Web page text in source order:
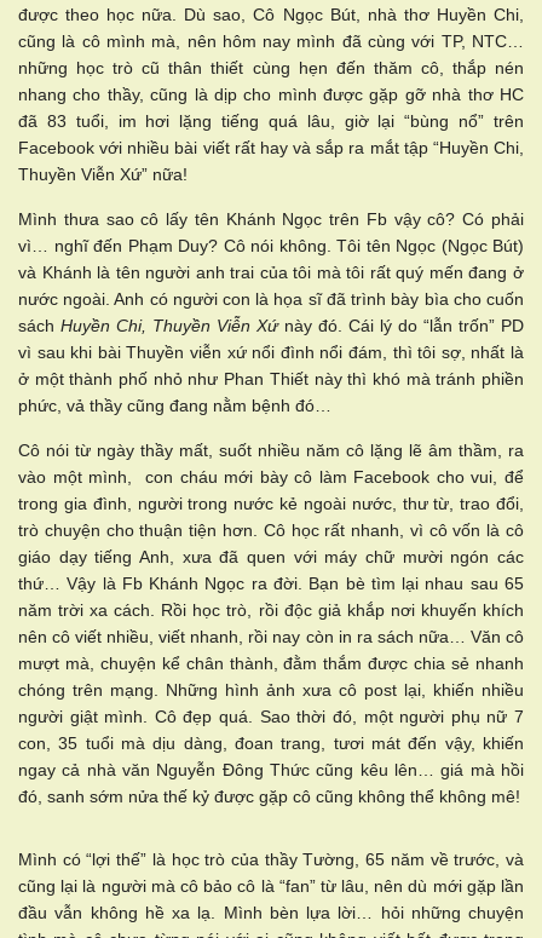
được theo học nữa. Dù sao, Cô Ngọc Bút, nhà thơ Huyền Chi,
cũng là cô mình mà, nên hôm nay mình đã cùng với TP, NTC…
những học trò cũ thân thiết cùng hẹn đến thăm cô, thắp nén
nhang cho thầy, cũng là dịp cho mình được gặp gỡ nhà thơ HC
đã 83 tuổi, im hơi lặng tiếng quá lâu, giờ lại “bùng nổ” trên
Facebook với nhiều bài viết rất hay và sắp ra mắt tập “Huyền Chi,
Thuyền Viễn Xứ” nữa!
Mình thưa sao cô lấy tên Khánh Ngọc trên Fb vậy cô? Có phải
vì… nghĩ đến Phạm Duy? Cô nói không. Tôi tên Ngọc (Ngọc Bút)
và Khánh là tên người anh trai của tôi mà tôi rất quý mến đang ở
nước ngoài. Anh có người con là họa sĩ đã trình bày bìa cho cuốn
sách Huyền Chi, Thuyền Viễn Xứnày đó. Cái lý do “lẫn trốn” PD
vì sau khi bài Thuyền viễn xứ nổi đình nổi đám, thì tôi sợ, nhất là
ở một thành phố nhỏ như Phan Thiết này thì khó mà tránh phiền
phức, vả thầy cũng đang nằm bệnh đó…
Cô nói từ ngày thầy mất, suốt nhiều năm cô lặng lẽ âm thầm, ra
vào một mình, con cháu mới bày cô làm Facebook cho vui, để
trong gia đình, người trong nước kẻ ngoài nước, thư từ, trao đổi,
trò chuyện cho thuận tiện hơn. Cô học rất nhanh, vì cô vốn là cô
giáo dạy tiếng Anh, xưa đã quen với máy chữ mười ngón các
thứ… Vậy là Fb Khánh Ngọc ra đời. Bạn bè tìm lại nhau sau 65
năm trời xa cách. Rồi học trò, rồi độc giả khắp nơi khuyến khích
nên cô viết nhiều, viết nhanh, rồi nay còn in ra sách nữa… Văn cô
mượt mà, chuyện kể chân thành, đằm thắm được chia sẻ nhanh
chóng trên mạng. Những hình ảnh xưa cô post lại, khiến nhiều
người giật mình. Cô đẹp quá. Sao thời đó, một người phụ nữ 7
con, 35 tuổi mà dịu dàng, đoan trang, tươi mát đến vậy, khiến
ngay cả nhà văn Nguyễn Đông Thức cũng kêu lên… giá mà hồi
đó, sanh sớm nửa thế kỷ được gặp cô cũng không thể không mê!
Mình có “lợi thế” là học trò của thầy Tường, 65 năm về trước, và
cũng lại là người mà cô bảo cô là “fan” từ lâu, nên dù mới gặp lần
đầu vẫn không hề xa lạ. Mình bèn lựa lời… hỏi những chuyện